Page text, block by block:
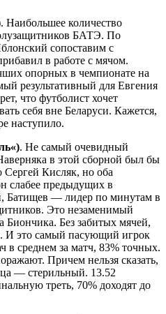
. Наибольшее количество
БАТЭ. По
сопоставим с
в работе с мячом.
опорных в чемпионате на
результативный для Евгения
что футболист хочет
себя вне Беларуси. Кажется,
наступило.
. Не самый очевидный
в этой сборной был бы
Кисляк, но оба
слабее предыдущих в
Батищев — лидер по минутам в
Это незаменимый
Биончика. Без забитых мячей,
И это самый пасующий игрок
в среднем за матч, 83% точных.
Причем нельзя сказать,
— стерильный. 13.52
треть, 70% доходят до